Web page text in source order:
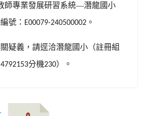
師專業發展研習系統—潛龍國小
號： E00079-240500002 。
疑義，請逕洽潛龍國小（註冊組
4792153分機230）。